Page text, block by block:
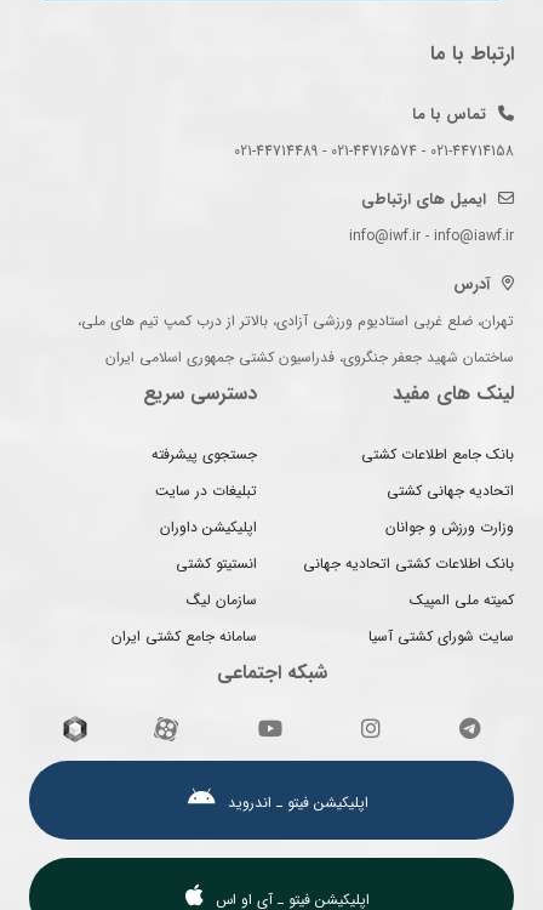
ارتباط با ما
تماس با ما
021-44714158 - 021-44716574 - 021-44714489
ایمیل های ارتباطی
info@iwf.ir - info@iawf.ir
آدرس
تهران، ضلع غربی استادیوم ورزشی آزادی، بالاتر از درب کمپ تیم های ملی،
ساختمان شهید جعفر جنگروی، فدراسیون کشتی جمهوری اسلامی ایران
لینک های مفید
بانک جامع اطلاعات کشتی
اتحادیه جهانی کشتی
وزارت ورزش و جوانان
بانک اطلاعات کشتی اتحادیه جهانی
کمیته ملی المپیک
سایت شورای کشتی آسیا
دسترسی سریع
جستجوی پیشرفته
تبلیغات در سایت
اپلیکیشن داوران
انستیتو کشتی
سازمان لیگ
سامانه جامع کشتی ایران
شبکه اجتماعی
اپلیکیشن فیتو ـ اندروید
اپلیکیشن فیتو ـ آی او اس